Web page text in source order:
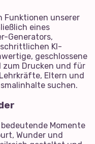
Funktionen unserer
eines
Generators,
KI-
geschlossene
Drucken und für
Eltern und
suchen.
Momente
Wunder und